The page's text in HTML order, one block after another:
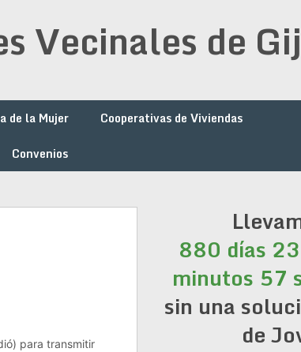
Vecinales de
de la Mujer
Cooperativas de Viviendas
Convenios
para transmitir
880 días
minutos 58
sin una
de